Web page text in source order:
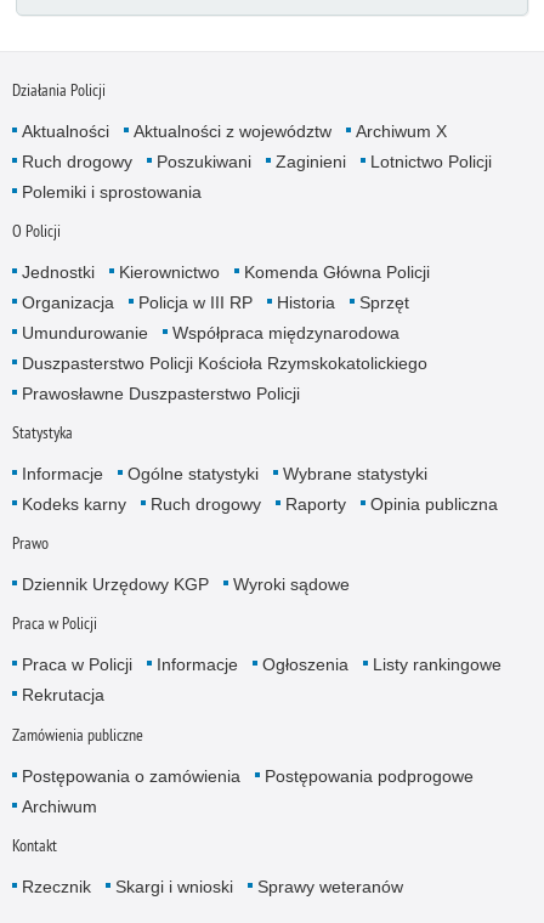
Działania Policji
Aktualności Aktualności z województw
Archiwum X
Ruch drogowy
Poszukiwani Zaginieni
Lotnictwo Policji
Polemiki i sprostowania
O Policji
Jednostki Kierownictwo
Komenda Główna Policji
Organizacja
Policja w III RP Historia
Sprzęt
Umundurowanie
Współpraca międzynarodowa
Duszpasterstwo Policji Kościoła Rzymskokatolickiego
Prawosławne Duszpasterstwo Policji
Statystyka
Informacje Ogólne statystyki
Wybrane statystyki
Kodeks karny
Ruch drogowy Raporty Opinia publiczna
Prawo
Dziennik Urzędowy KGP Wyroki sądowe
Praca w Policji
Praca w Policji Informacje Ogłoszenia
Listy rankingowe
Rekrutacja
Zamówienia publiczne
Postępowania o zamówienia
Postępowania podprogowe
Archiwum
Kontakt
Rzecznik Skargi i wnioski Sprawy weteranów